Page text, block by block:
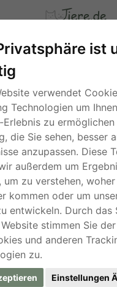
ist
verwendet
Technologien um
Erlebnis zu
die Sie sehen, besser
anzupassen. Diese
außerdem um
um zu verstehen,
kommen oder um
entwickeln. Durch das
stimmen Sie
und anderen
zu.
Einstellungen
- Hündin Bilder
, vor 3 Wochen